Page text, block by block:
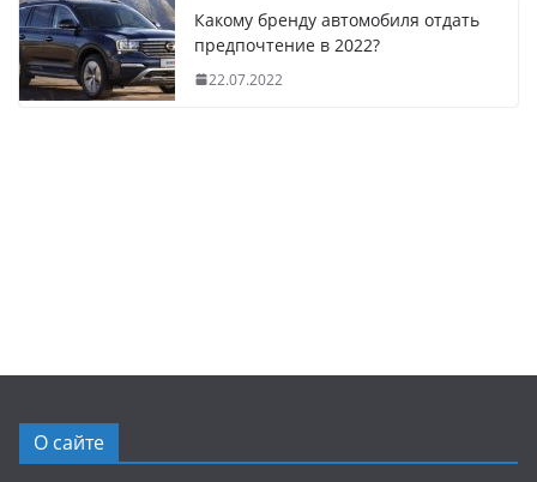
Какому бренду автомобиля отдать
предпочтение в 2022?
22.07.2022
О сайте